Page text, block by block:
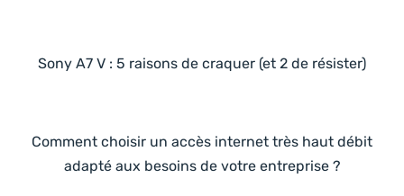
Sony A7 V : 5 raisons de craquer (et 2 de résister)
Comment choisir un accès internet très haut débit
adapté aux besoins de votre entreprise ?